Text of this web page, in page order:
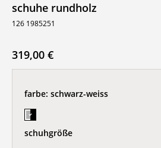
schuhe rundholz
126 1985251
319,00 €
farbe: schwarz-weiss
schuhgröße